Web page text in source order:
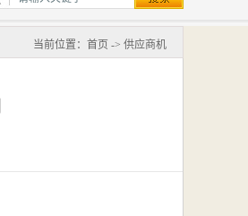
当前位置： 首页 -> 供应商机